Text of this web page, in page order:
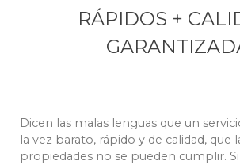
RÁPIDOS +
Dicen las malas lenguas que un
la vez barato, rápido y de calidad, que
propiedades no se pueden cumplir.